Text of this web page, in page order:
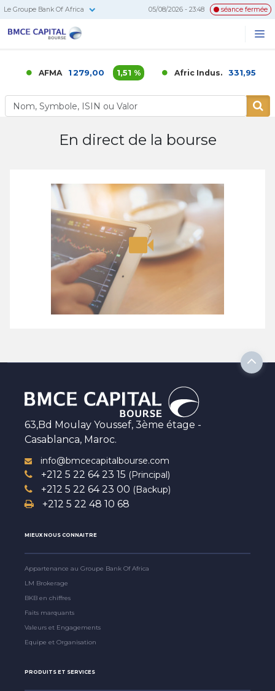
Le Groupe Bank Of Africa 05/08/2026 - 23:48 séance fermée
AFMA 1 279,00 1,51 % Afric Indus. 331,95
En direct de la bourse
63,Bd Moulay Youssef, 3ème étage -
Casablanca, Maroc.
info@bmcecapitalbourse.com
+212 5 22 64 23 15 (Principal)
+212 5 22 64 23 00 (Backup)
+212 5 22 48 10 68
MIEUX NOUS CONNAITRE
Appartenance au Groupe Bank Of Africa
LM Brokerage
BKB en chiffres
Faits marquants
Valeurs et Engagements
Equipe et Organisation
PRODUITS ET SERVICES